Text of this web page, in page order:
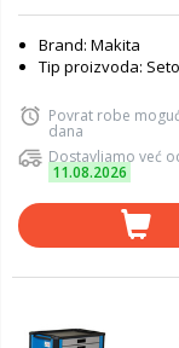
Brand: Makita
Tip proizvoda:
Povrat robe
dana
Dostavljamo već
11.08.2026